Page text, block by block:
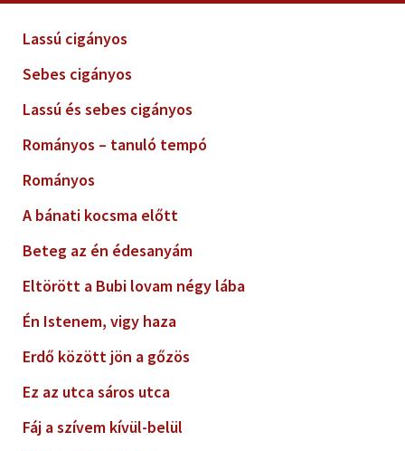
Lassú cigányos
Sebes cigányos
Lassú és sebes cigányos
Rományos – tanuló tempó
Rományos
A bánati kocsma előtt
Beteg az én édesanyám
Eltörött a Bubi lovam négy lába
Én Istenem, vigy haza
Erdő között jön a gőzös
Ez az utca sáros utca
Fáj a szívem kívül-belül